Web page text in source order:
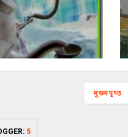
मुख्यपृष्ठ
: 5